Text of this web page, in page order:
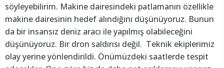
söyleyebilirim. Makine dairesindeki patlamanın özellikle
makine dairesinin hedef alındığını düşünüyoruz. Bunun
da bir insansız deniz aracı ile yapılmış olabileceğini
düşünüyoruz. Bir dron saldırısı değil. Teknik ekiplerimiz
olay yerine yönlendirildi. Önümüzdeki saatlerde tespit